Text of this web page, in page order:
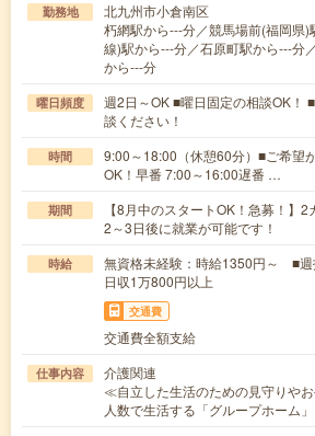
勤務地
北九州市小倉南区
朽網駅から---分／競馬場前(福岡県
線)駅から---分／石原町駅から---分
から---分
曜日頻度
週2日～OK ■曜日固定の相談OK！
談ください！
時間
9:00～18:00（休憩60分）■ご希望
OK！早番 7:00～16:00遅番 …
期間
【8月中のスタートOK！急募！
2～3日後に就業が可能です！
時給
無資格未経験：時給1350円～ ■
日収1万800円以上
交通費
交通費全額支給
仕事内容
介護関連
≪自立した生活のための見守りや
人数で生活する「グループホーム